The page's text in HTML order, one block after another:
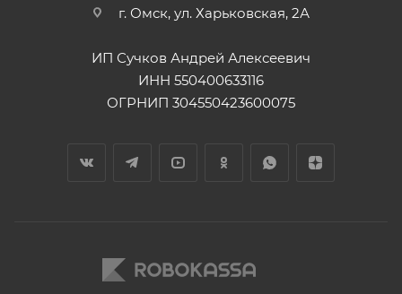
г. Омск, ул. Харьковская, 2А
ИП Сучков Андрей Алексеевич
ИНН 550400633116
ОГРНИП 304550423600075